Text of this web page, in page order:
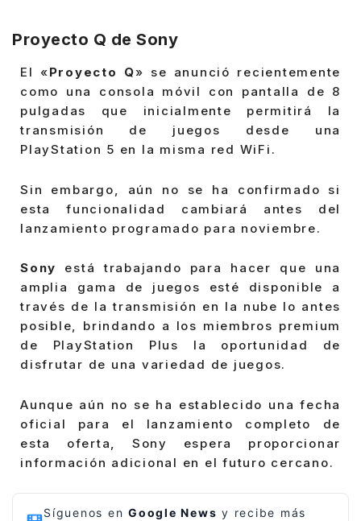
Proyecto Q de Sony
El «Proyecto Q» se anunció recientemente
como una consola móvil con pantalla de 8
pulgadas que inicialmente permitirá la
transmisión de juegos desde una
PlayStation 5 en la misma red WiFi.
Sin embargo, aún no se ha confirmado si
esta funcionalidad cambiará antes del
lanzamiento programado para noviembre.
Sony está trabajando para hacer que una
amplia gama de juegos esté disponible a
través de la transmisión en la nube lo antes
posible, brindando a los miembros premium
de PlayStation Plus la oportunidad de
disfrutar de una variedad de juegos.
Aunque aún no se ha establecido una fecha
oficial para el lanzamiento completo de
esta oferta, Sony espera proporcionar
información adicional en el futuro cercano.
Síguenos en Google News y recibe más